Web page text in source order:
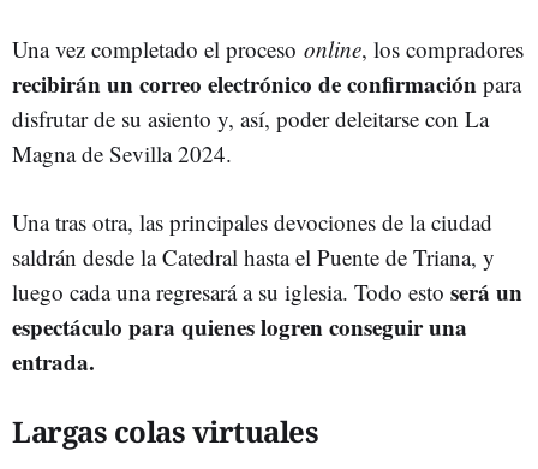
Una vez completado el proceso online, los compradores
recibirán un correo electrónico de confirmación para
disfrutar de su asiento y, así, poder deleitarse con La
Magna de Sevilla 2024.
Una tras otra, las principales devociones de la ciudad
saldrán desde la Catedral hasta el Puente de Triana, y
luego cada una regresará a su iglesia. Todo esto será un
espectáculo para quienes logren conseguir una
entrada.
Largas colas virtuales